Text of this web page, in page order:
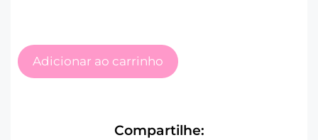
Adicionar ao carrinho
Compartilhe: